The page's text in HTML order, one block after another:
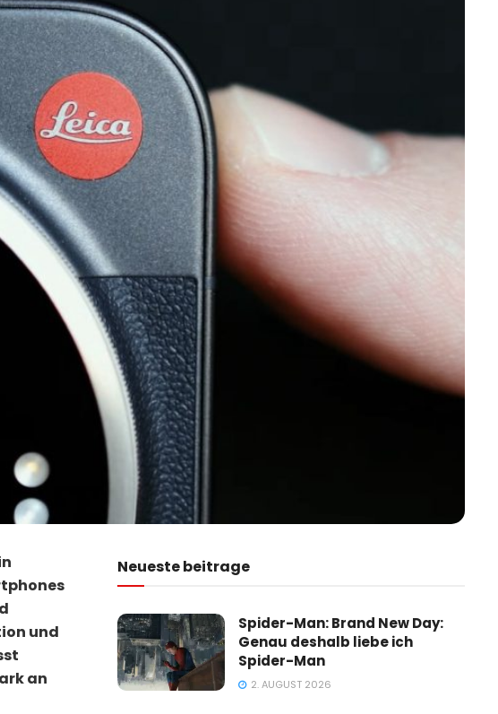
und
an
Neueste beitrage
Spider-Man: Brand New Day:
Genau deshalb liebe ich
Spider-Man
2. AUGUST 2026